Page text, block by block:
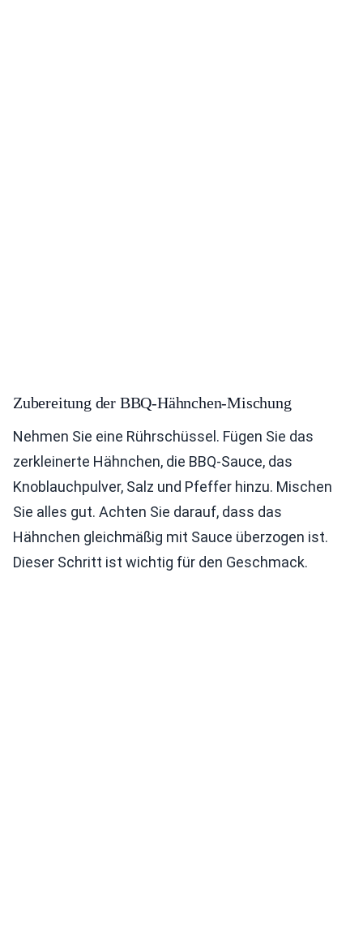
Zubereitung der BBQ-Hähnchen-Mischung
Nehmen Sie eine Rührschüssel. Fügen Sie das
zerkleinerte Hähnchen, die BBQ-Sauce, das
Knoblauchpulver, Salz und Pfeffer hinzu. Mischen
Sie alles gut. Achten Sie darauf, dass das
Hähnchen gleichmäßig mit Sauce überzogen ist.
Dieser Schritt ist wichtig für den Geschmack.